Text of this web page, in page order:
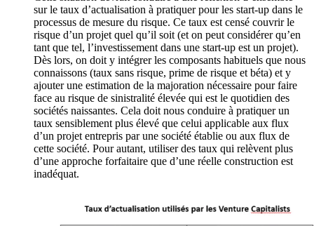
sur le taux d’actualisation à pratiquer pour les start-up dans le
processus de mesure du risque. Ce taux est censé couvrir le
risque d’un projet quel qu’il soit (et on peut considérer qu’en
tant que tel, l’investissement dans une start-up est un projet).
Dès lors, on doit y intégrer les composants habituels que nous
connaissons (taux sans risque, prime de risque et béta) et y
ajouter une estimation de la majoration nécessaire pour faire
face au risque de sinistralité élevée qui est le quotidien des
sociétés naissantes. Cela doit nous conduire à pratiquer un
taux sensiblement plus élevé que celui applicable aux flux
d’un projet entrepris par une société établie ou aux flux de
cette société. Pour autant, utiliser des taux qui relèvent plus
d’une approche forfaitaire que d’une réelle construction est
inadéquat.